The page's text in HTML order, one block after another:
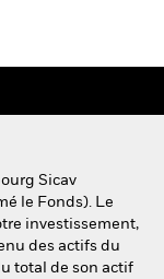
Sicav
le Fonds). Le
investissement,
des actifs du
total de son actif